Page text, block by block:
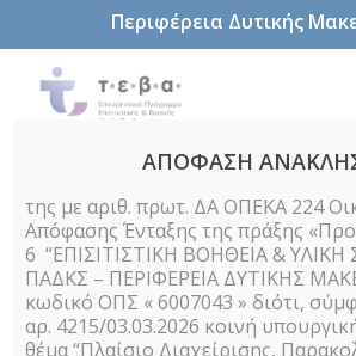
content
Περιφέρεια Δυτικής
Δελτία Τύπου
ΑΠΟΦΑΣΗ
της με αριθ. πρωτ. ΔΑ ΟΠΕΚΑ 224
Απόφασης Ένταξης της πράξης
6 “ΕΠΙΣΙΤΙΣΤΙΚΗ ΒΟΗΘΕΙΑ &
ΠΑΔΚΣ – ΠΕΡΙΦΕΡΕΙΑ ΔΥΤΙΚΗΣ
κωδικό ΟΠΣ « 6007043 » διότι,
αρ. 4215/03.03.2026 κοινή
θέμα “Πλαίσιο Διαχείρισης,